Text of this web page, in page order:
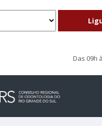
Das 09h